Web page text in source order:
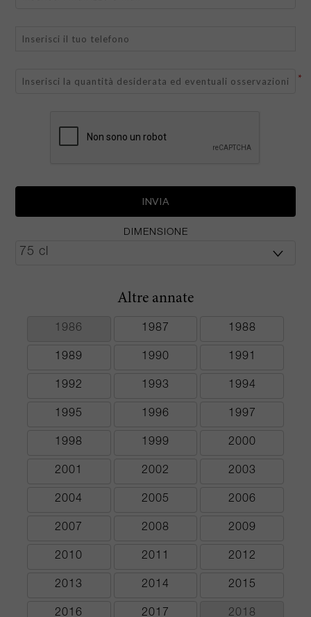
*
DIMENSIONE
Altre annate
1986 1987 1988
1989 1990 1991
1992 1993 1994
1995 1996 1997
1998 1999 2000
2001 2002 2003
2004 2005 2006
2007 2008 2009
2010 2011 2012
2013 2014 2015
2016 2017 2018